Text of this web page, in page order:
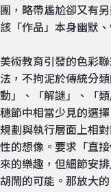
，略帶尷尬卻又有
「作品」本身幽默、
術教育引發的色彩
，不拘泥於傳統分
動」、「解謎」、「
節中相當少見的選
劃與執行層面上相
的想像。要求「直
的樂趣，但細節安
鬧的可能。那放大